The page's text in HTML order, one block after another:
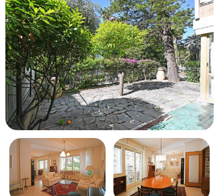
Vista mare